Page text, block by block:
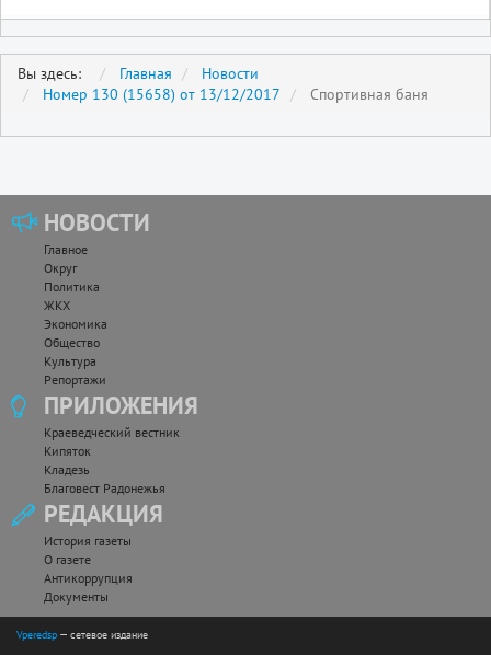
Вы здесь: Главная
Новости
Номер 130 (15658) от 13/12/2017
Спортивная баня
НОВОСТИ
Главное
Округ
Политика
ЖКХ
Экономика
Общество
Культура
Репортажи
ПРИЛОЖЕНИЯ
Краеведческий вестник
Кипяток
Кладезь
Благовест Радонежья
РЕДАКЦИЯ
История газеты
О газете
Антикоррупция
Документы
Vperedsp — сетевое издание